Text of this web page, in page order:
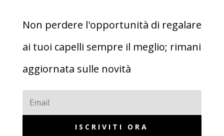
Non perdere l'opportunità di regalare
ai tuoi capelli sempre il meglio; rimani
aggiornata sulle novità
ISCRIVITI ORA